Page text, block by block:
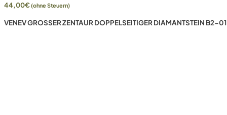
44,00€(ohne Steuern)
VENEV GROSSER ZENTAUR DOPPELSEITIGER DIAMANTSTEIN B2-